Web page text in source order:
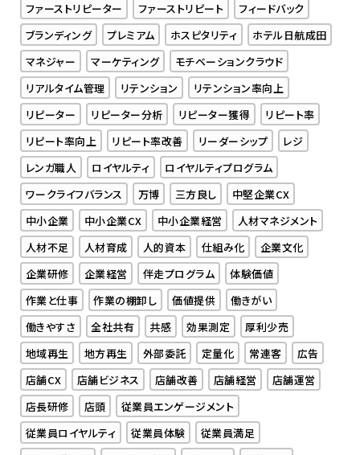
ファーストリピーター
ファーストリピート
フィードバック
ブランディング
プレミアム ホスピタリティ
ホテル日航成田
マネジャー
マーケティング
モチベーションクラウド
リアルタイム管理
リテンション
リテンション率向上
リピーター
リピーター分析 リピーター獲得
リピート率
リピート率向上
リピート率改善 リーダーシップ
レジ
レンガ職人
ロイヤルティ
ロイヤルティプログラム
ワークライフバランス
万博 三方良し
中堅企業CX
中小企業
中小企業CX 中小企業経営
人材マネジメント
人材不足
人材育成 人的資本 仕組み化
企業文化
企業研修
企業経営 伴走プログラム
体験価値
作業と仕事
作業の棚卸し 価値提供
働きがい
働きやすさ
全社共有 共感 効果測定
厚利少売
地域再生
地方再生 外部委託 定量化 常連客
広告
店舗CX
店舗ビジネス 店舗改善 店舗経営
店舗運営
店長研修
店頭
従業員エンゲージメント
従業員ロイヤルティ
従業員体験
従業員満足